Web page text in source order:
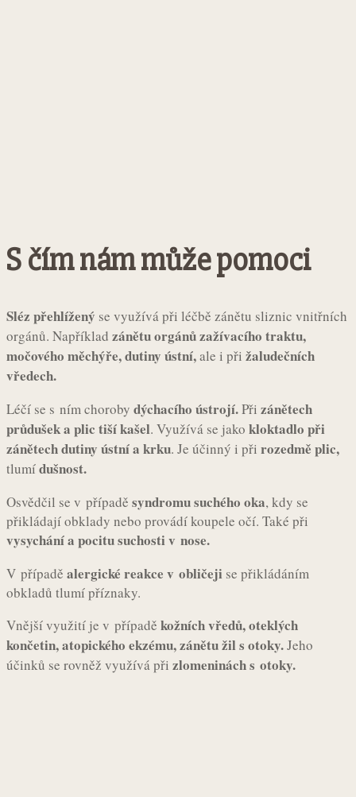
S čím nám může pomoci
Sléz přehlížený se využívá při léčbě zánětu sliznic vnitřních
orgánů. Například zánětu orgánů zažívacího traktu,
močového měchýře, dutiny ústní,ale i při žaludečních
vředech.
Léčí se s ním choroby dýchacího ústrojí.Při zánětech
průdušek a plic tiší kašel. Využívá se jako kloktadlo při
zánětech dutiny ústní a krku. Je účinný i při rozedmě plic,
tlumídušnost.
Osvědčil se v případě syndromu suchého oka, kdy se
přikládají obklady nebo provádí koupele očí. Také při
vysychání a pocitu suchosti v nose.
V případě alergické reakce v obličeji se přikládáním
obkladů tlumí příznaky.
Vnější využití je v případě kožních vředů, oteklých
končetin, atopického ekzému, zánětu žil s otoky.Jeho
účinků se rovněž využívá při zlomeninách s otoky.